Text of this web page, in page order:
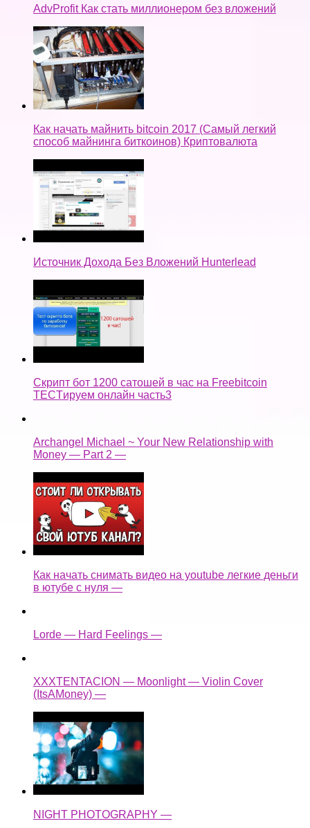
AdvProfit Как стать миллионером без вложений
Как начать майнить bitcoin 2017 (Самый легкий
способ майнинга биткоинов) Криптовалюта
Источник Дохода Без Вложений Hunterlead
Скрипт бот 1200 сатошей в час на Freebitcoin
TECTируем онлайн часть3
Archangel Michael ~ Your New Relationship with
Money — Part 2 —
Как начать снимать видео на youtube легкие деньги
в ютубе с нуля —
Lorde — Hard Feelings —
XXXTENTACION — Moonlight — Violin Cover
(ItsAMoney) —
NIGHT PHOTOGRAPHY —